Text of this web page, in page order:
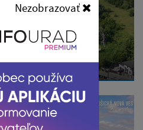
Nezobrazovať